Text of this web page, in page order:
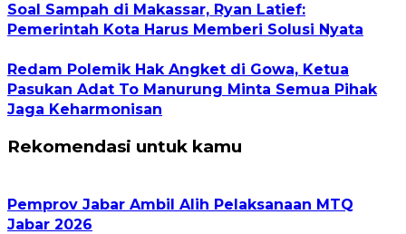
Soal Sampah di Makassar, Ryan Latief:
Pemerintah Kota Harus Memberi Solusi Nyata
Redam Polemik Hak Angket di Gowa, Ketua
Pasukan Adat To Manurung Minta Semua Pihak
Jaga Keharmonisan
Rekomendasi untuk kamu
Pemprov Jabar Ambil Alih Pelaksanaan MTQ
Jabar 2026